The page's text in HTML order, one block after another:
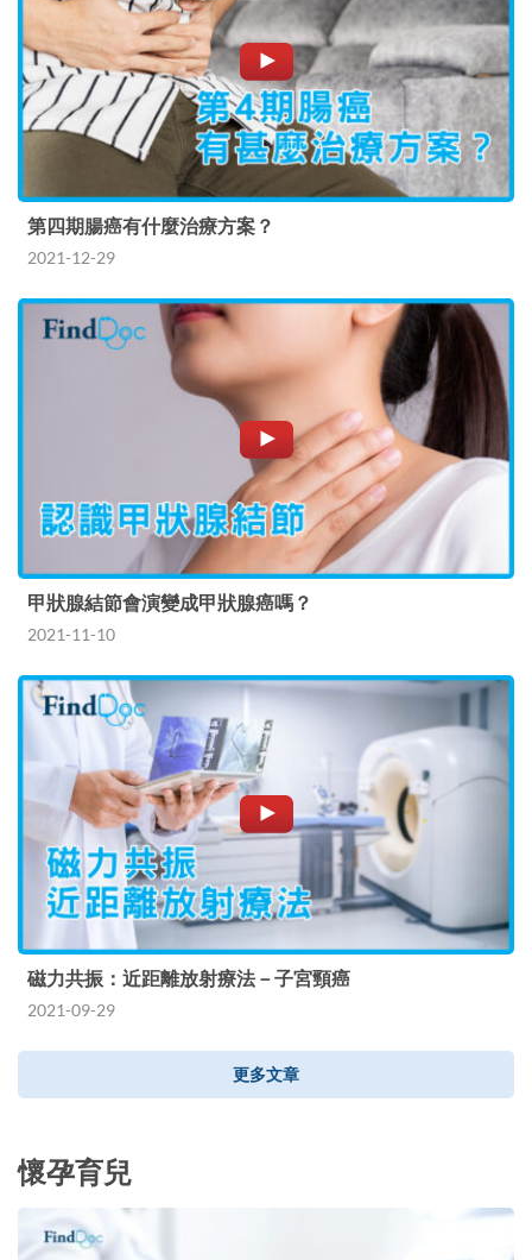
第四期腸癌有什麼治療方案？
2021-12-29
甲狀腺結節會演變成甲狀腺癌嗎？
2021-11-10
磁力共振：近距離放射療法－子宮頸癌
2021-09-29
更多文章
懷孕育兒